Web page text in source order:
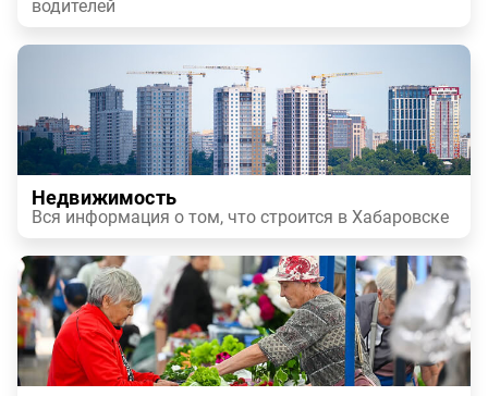
водителей
Недвижимость
Вся информация о том, что строится в Хабаровске